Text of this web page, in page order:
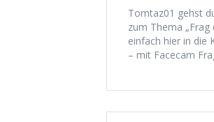
Tomtaz01 gehst
zum Thema
einfach hier in die
– mit Facecam